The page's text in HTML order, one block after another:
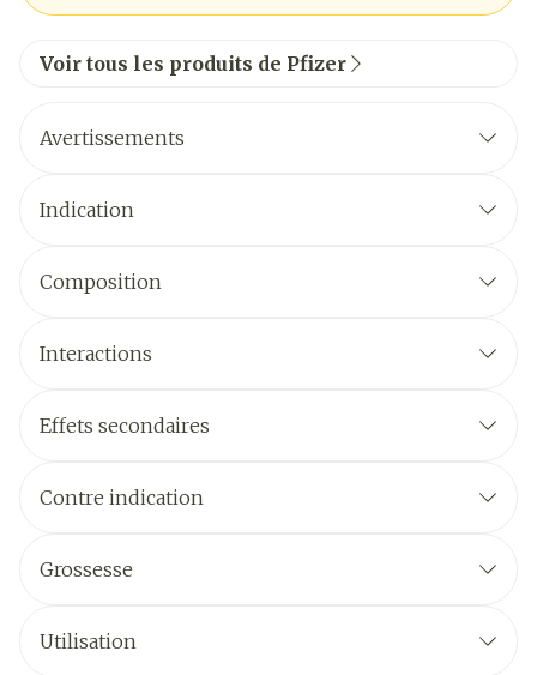
Voir tous les produits de Pfizer
Avertissements
Indication
Composition
Interactions
Effets secondaires
Contre indication
Grossesse
Utilisation